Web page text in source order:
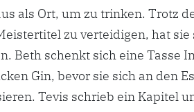
als Ort, um zu trinken. Trotz
zu verteidigen, hat sie
Beth schenkt sich eine Tasse
Gin, bevor sie sich an den
Tevis schrieb ein Kapitel